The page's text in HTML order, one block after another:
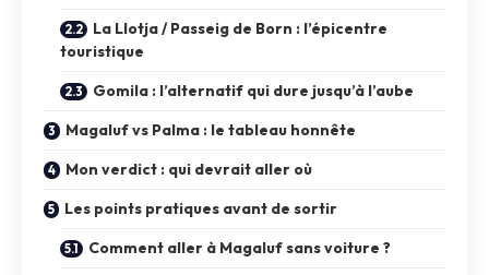
La Llotja / Passeig de Born : l’épicentre
touristique
Gomila : l’alternatif qui dure jusqu’à l’aube
Magaluf vs Palma : le tableau honnête
Mon verdict : qui devrait aller où
Les points pratiques avant de sortir
Comment aller à Magaluf sans voiture ?